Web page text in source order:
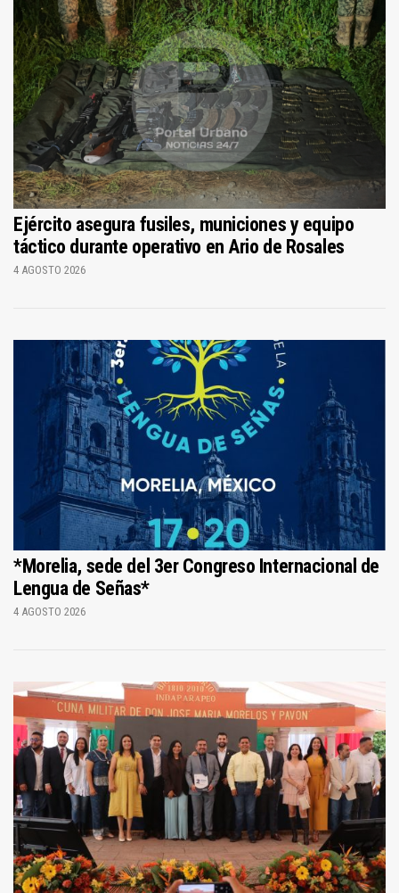
Ejército asegura fusiles, municiones y equipo
táctico durante operativo en Ario de Rosales
4 AGOSTO 2026
*Morelia, sede del 3er Congreso Internacional de
Lengua de Señas*
4 AGOSTO 2026